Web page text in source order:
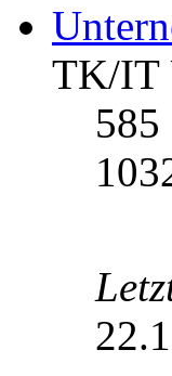
TK/IT
585